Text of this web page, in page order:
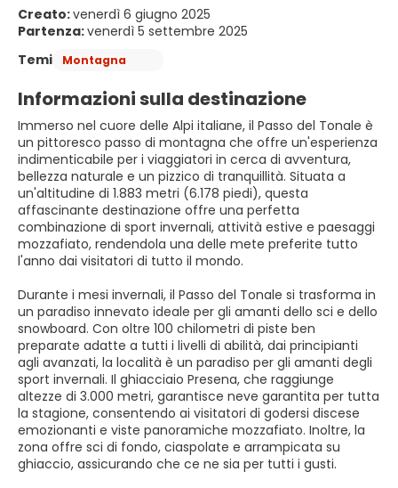
Creato:venerdì 6 giugno 2025
Partenza:venerdì 5 settembre 2025
Temi
Montagna
Informazioni sulla destinazione
Immerso nel cuore delle Alpi italiane, il Passo del Tonale è
un pittoresco passo di montagna che offre un'esperienza
indimenticabile per i viaggiatori in cerca di avventura,
bellezza naturale e un pizzico di tranquillità. Situata a
un'altitudine di 1.883 metri (6.178 piedi), questa
affascinante destinazione offre una perfetta
combinazione di sport invernali, attività estive e paesaggi
mozzafiato, rendendola una delle mete preferite tutto
l'anno dai visitatori di tutto il mondo.
Durante i mesi invernali, il Passo del Tonale si trasforma in
un paradiso innevato ideale per gli amanti dello sci e dello
snowboard. Con oltre 100 chilometri di piste ben
preparate adatte a tutti i livelli di abilità, dai principianti
agli avanzati, la località è un paradiso per gli amanti degli
sport invernali. Il ghiacciaio Presena, che raggiunge
altezze di 3.000 metri, garantisce neve garantita per tutta
la stagione, consentendo ai visitatori di godersi discese
emozionanti e viste panoramiche mozzafiato. Inoltre, la
zona offre sci di fondo, ciaspolate e arrampicata su
ghiaccio, assicurando che ce ne sia per tutti i gusti.